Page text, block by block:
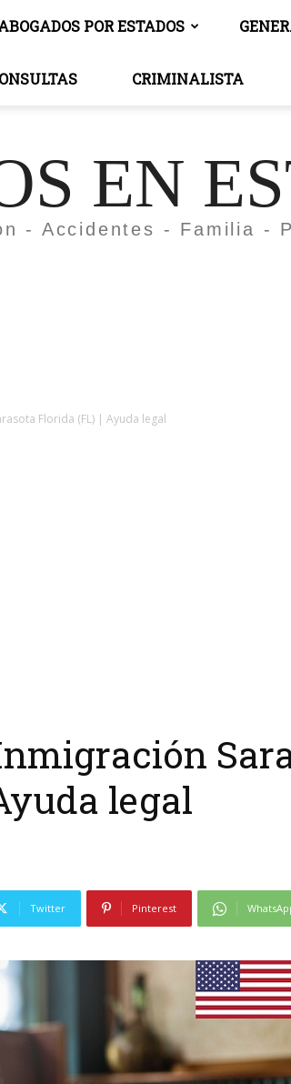
POR ESTADOS
CRIMINALISTA
EN
- Accidentes - Familia -
Florida (FL) | Ayuda legal
legal
Twitter Pinterest